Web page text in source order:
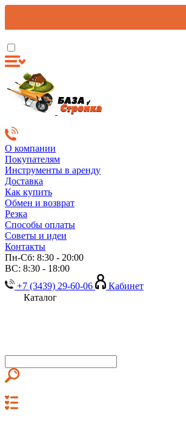
О компании
Покупателям
Инструменты в аренду
Доставка
Как купить
Обмен и возврат
Резка
Способы оплаты
Советы и идеи
Контакты
Пн-Сб: 8:30 - 20:00
ВС: 8:30 - 18:00
+7 (3439) 29-60-06
Кабинет
Каталог